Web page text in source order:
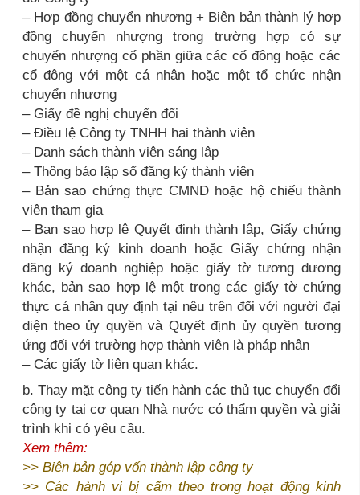
– Hợp đồng chuyển nhượng + Biên bản thành lý hợp
đồng chuyển nhượng trong trường hợp có sự
chuyển nhượng cổ phần giữa các cổ đông hoặc các
cổ đông với một cá nhân hoặc một tổ chức nhận
chuyển nhượng
– Giấy đề nghị chuyển đổi
– Điều lệ Công ty TNHH hai thành viên
– Danh sách thành viên sáng lập
– Thông báo lập sổ đăng ký thành viên
– Bản sao chứng thực CMND hoặc hộ chiếu thành
viên tham gia
– Ban sao hợp lệ Quyết định thành lập, Giấy chứng
nhận đăng ký kinh doanh hoặc Giấy chứng nhận
đăng ký doanh nghiệp hoặc giấy tờ tương đương
khác, bản sao hợp lệ một trong các giấy tờ chứng
thực cá nhân quy định tại nêu trên đối với người đại
diện theo ủy quyền và Quyết định ủy quyền tương
ứng đối với trường hợp thành viên là pháp nhân
– Các giấy tờ liên quan khác.
b. Thay mặt công ty tiến hành các thủ tục chuyển đổi
công ty tại cơ quan Nhà nước có thẩm quyền và giải
trình khi có yêu cầu.
Xem thêm:
>> Biên bản góp vốn thành lập công ty
>> Các hành vi bị cấm theo trong hoạt động kinh